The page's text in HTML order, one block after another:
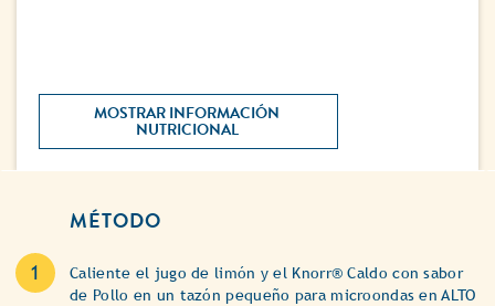
MOSTRAR INFORMACIÓN
NUTRICIONAL
MÉTODO
Caliente el jugo de limón y el Knorr® Caldo con sabor
de Pollo en un tazón pequeño para microondas en ALTO